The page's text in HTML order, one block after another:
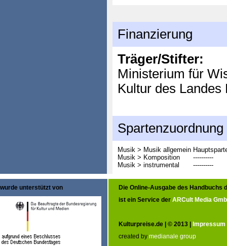
Finanzierung
Träger/Stifter:
Ministerium für
Kultur des Landes
Spartenzuordnung
Musik > Musik allgemein
Musik > Komposition
----------
Musik > instrumental
----------
wurde unterstützt von
Die Online-Ausgabe des Handbuchs
ist ein Service der ARCult Media
Kulturpreise.de | © 2013 | Impressum
created by medianale group